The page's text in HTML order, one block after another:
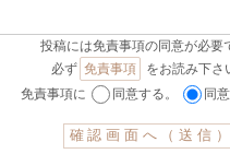
投稿には免責事項の同意が必要
必ず 免責事項
をお読み下さ
免責事項に
同意する。 同